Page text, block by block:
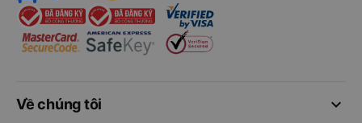
keyboard_arrow_down
Về chúng tôi